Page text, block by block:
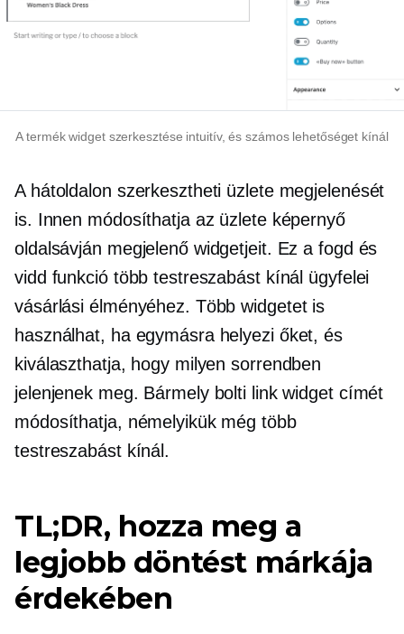
A termék widget szerkesztése intuitív, és számos lehetőséget kínál
A hátoldalon szerkesztheti üzlete megjelenését
is. Innen módosíthatja az üzlete képernyő
oldalsávján megjelenő widgetjeit. Ez a fogd és
vidd funkció több testreszabást kínál ügyfelei
vásárlási élményéhez. Több widgetet is
használhat, ha egymásra helyezi őket, és
kiválaszthatja, hogy milyen sorrendben
jelenjenek meg. Bármely bolti link widget címét
módosíthatja, némelyikük még több
testreszabást kínál.
TL;DR, hozza meg a
legjobb döntést márkája
érdekében